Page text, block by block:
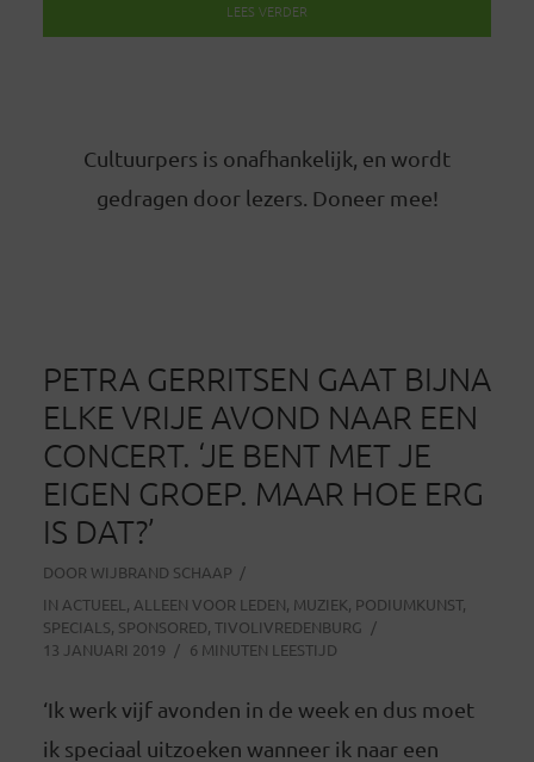
LEES VERDER
Cultuurpers is onafhankelijk, en wordt
gedragen door lezers. Doneer mee!
PETRA GERRITSEN GAAT BIJNA
ELKE VRIJE AVOND NAAR EEN
CONCERT. ‘JE BENT MET JE
EIGEN GROEP. MAAR HOE ERG
IS DAT?’
DOOR WIJBRAND SCHAAP
IN ACTUEEL , ALLEEN VOOR LEDEN, MUZIEK, PODIUMKUNST,
SPECIALS, SPONSORED, TIVOLIVREDENBURG
13 JANUARI 2019
6 MINUTEN LEESTIJD
‘Ik werk vijf avonden in de week en dus moet
ik speciaal uitzoeken wanneer ik naar een